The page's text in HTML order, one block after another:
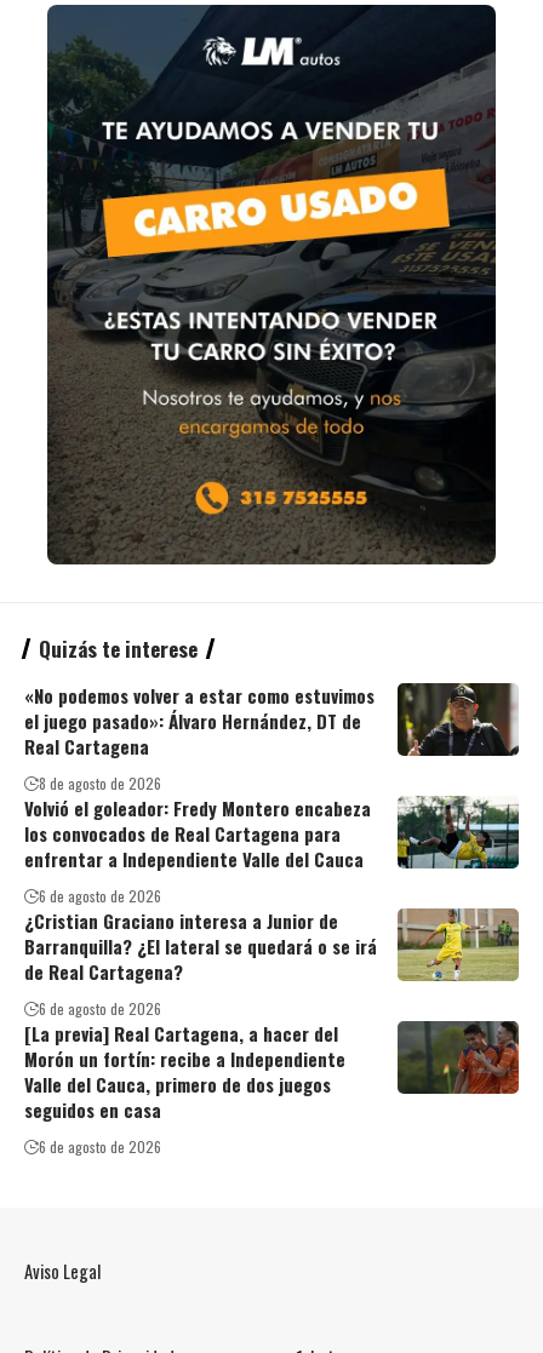
Quizás te interese
«No podemos volver a estar como estuvimos
el juego pasado»: Álvaro Hernández, DT de
Real Cartagena
8 de agosto de 2026
Volvió el goleador: Fredy Montero encabeza
los convocados de Real Cartagena para
enfrentar a Independiente Valle del Cauca
6 de agosto de 2026
¿Cristian Graciano interesa a Junior de
Barranquilla? ¿El lateral se quedará o se irá
de Real Cartagena?
6 de agosto de 2026
[La previa] Real Cartagena, a hacer del
Morón un fortín: recibe a Independiente
Valle del Cauca, primero de dos juegos
seguidos en casa
6 de agosto de 2026
Aviso Legal